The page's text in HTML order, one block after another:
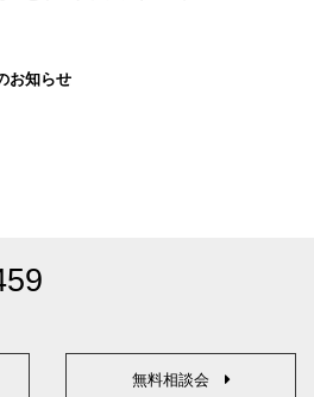
お知らせ
無料相談会